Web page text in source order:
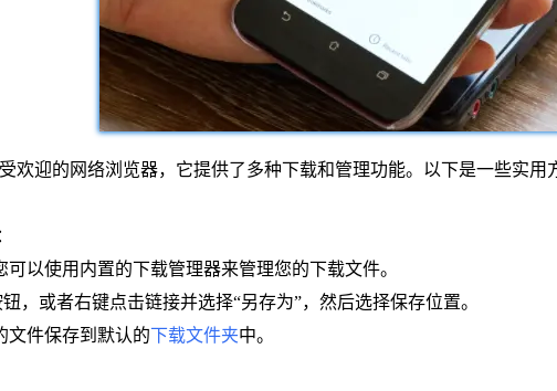
欢迎的网络浏览器，它提供了多种下载和管理功能。以下是一些实
可以使用内置的下载管理器来管理您的下载文件。
，或者右键点击链接并选择“另存为”，然后选择保存位置。
文件保存到默认的下载文件夹中。